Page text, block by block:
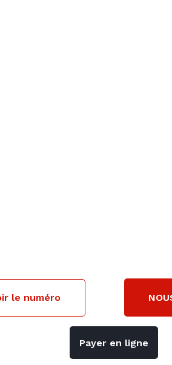
c'est-à-dire les 30
le numéro
Payer en ligne